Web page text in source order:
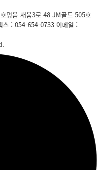
명읍 새움3로 48 JM골드 505호
스 : 054-654-0733 이메일 :